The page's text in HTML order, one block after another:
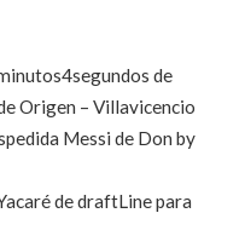
de
Origen – Villavicencio
Messi de Don by
de draftLine para